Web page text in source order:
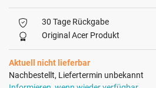
30 Tage Rückgabe
Original Acer Produkt
Aktuell nicht lieferbar
Nachbestellt, Liefertermin unbekannt